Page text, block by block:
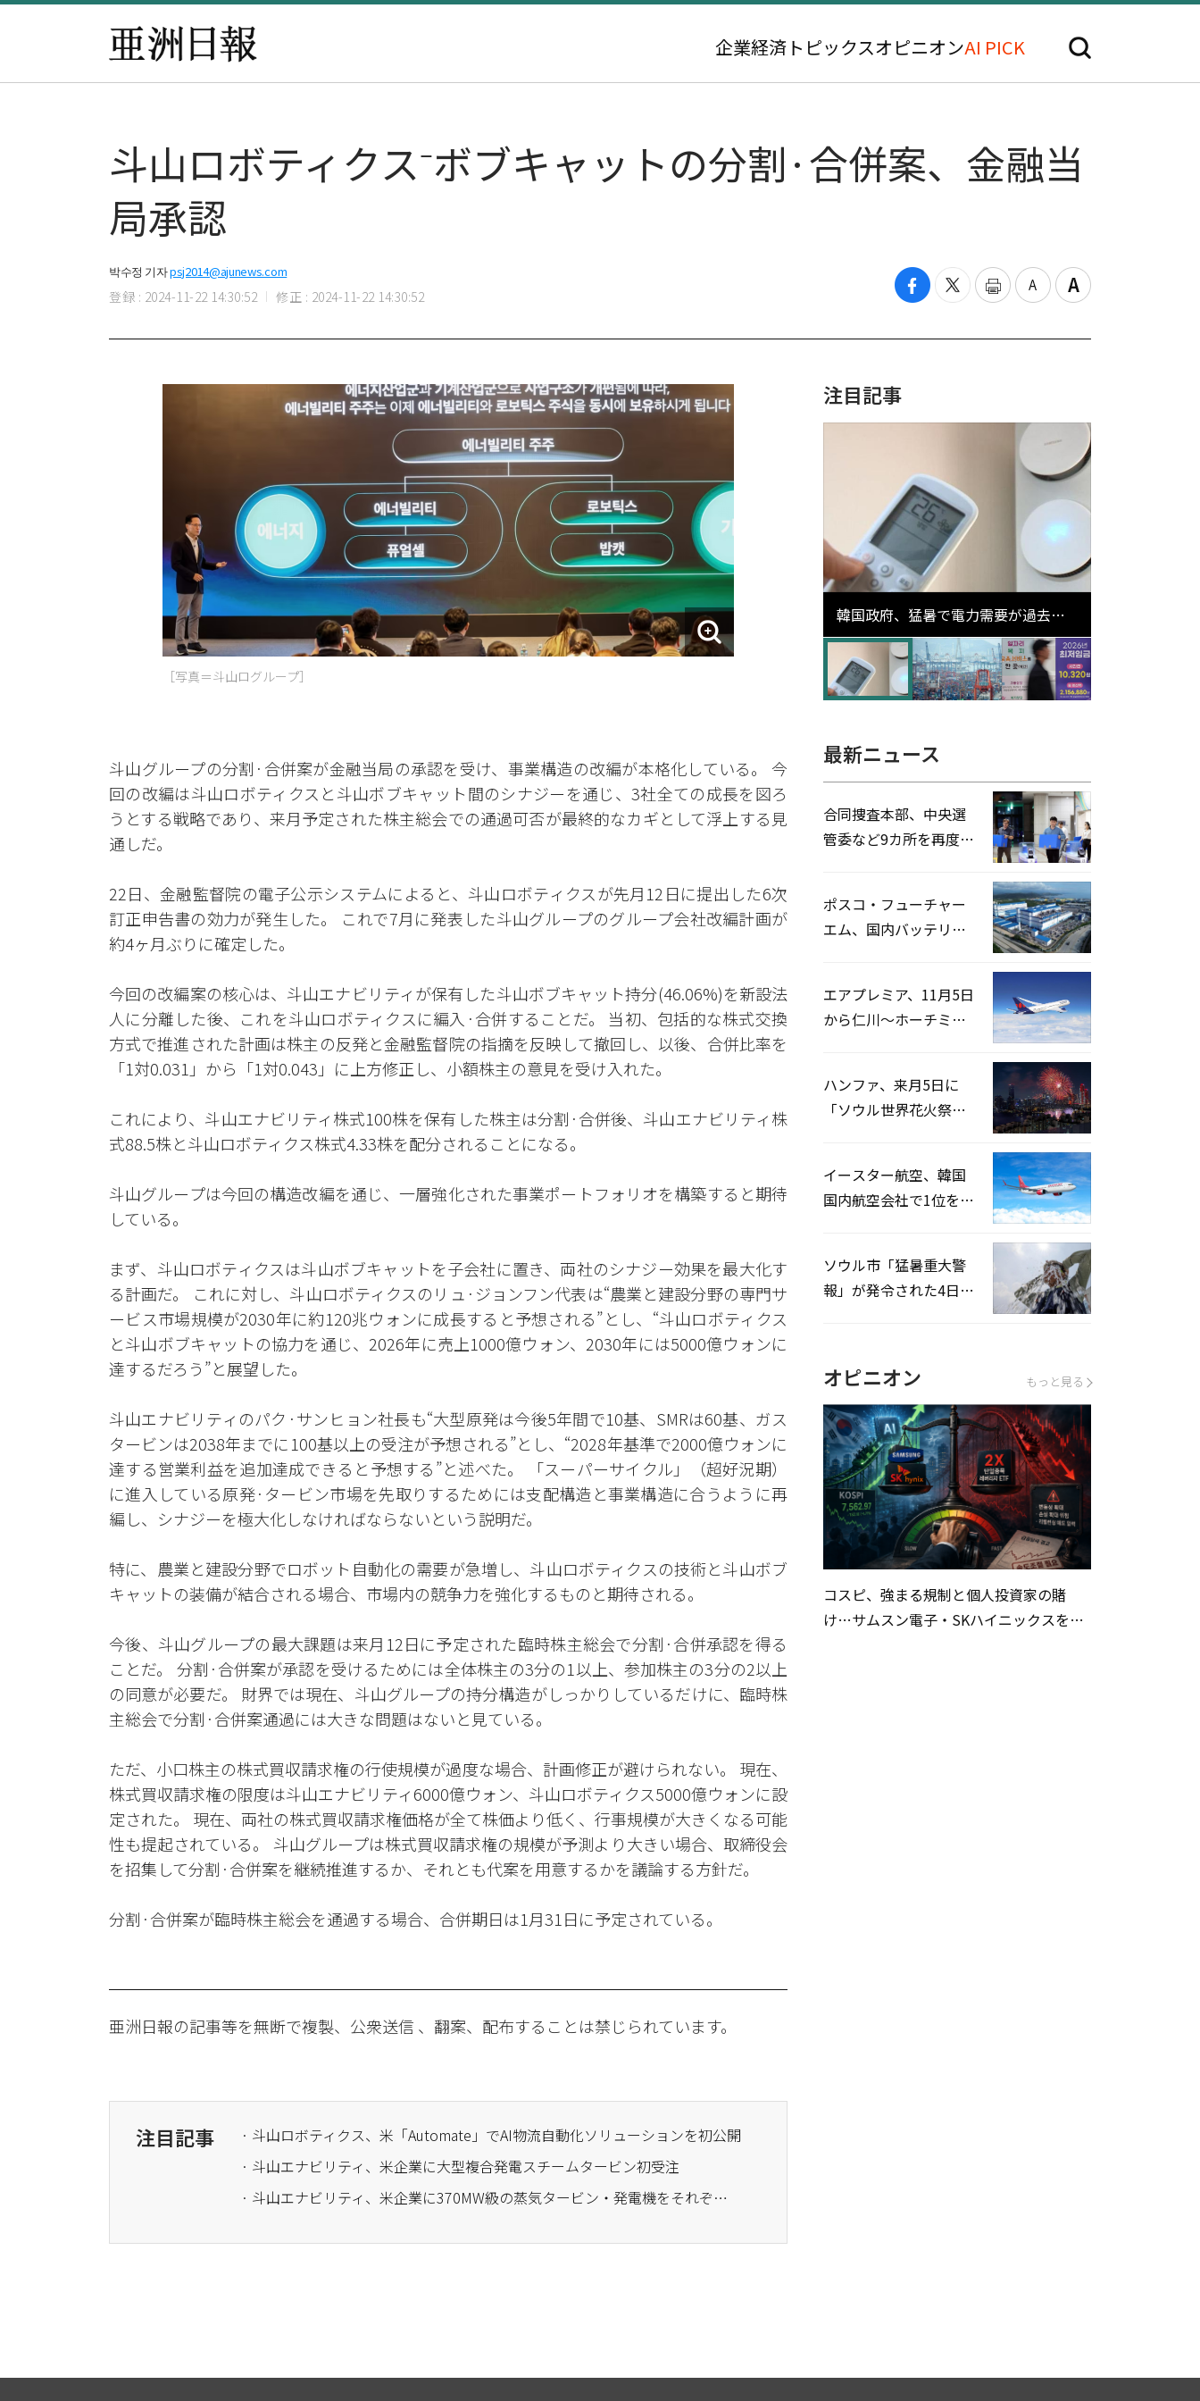
企業経済 トピックスオピニオンAI PICK
斗山ロボティクス⁻ボブキャットの分割·合併案、金融当
局承認
박수정 기자psj2014@ajunews.com
登録 : 2024-11-22 14:30:52 修正 : 2024-11-22 14:30:52
［写真＝斗山ログループ］
斗山グループの分割·合併案が金融当局の承認を受け、事業構造の改編が本格化している。 今
回の改編は斗山ロボティクスと斗山ボブキャット間のシナジーを通じ、3社全ての成長を図ろ
うとする戦略であり、来月予定された株主総会での通過可否が最終的なカギとして浮上する見
通しだ。
22日、金融監督院の電子公示システムによると、斗山ロボティクスが先月12日に提出した6次
訂正申告書の効力が発生した。 これで7月に発表した斗山グループのグループ会社改編計画が
約4ヶ月ぶりに確定した。
今回の改編案の核心は、斗山エナビリティが保有した斗山ボブキャット持分(46.06%)を新設法
人に分離した後、これを斗山ロボティクスに編入·合併することだ。 当初、包括的な株式交換
方式で推進された計画は株主の反発と金融監督院の指摘を反映して撤回し、以後、合併比率を
「1対0.031」から「1対0.043」に上方修正し、小額株主の意見を受け入れた。
これにより、斗山エナビリティ株式100株を保有した株主は分割·合併後、斗山エナビリティ株
式88.5株と斗山ロボティクス株式4.33株を配分されることになる。
斗山グループは今回の構造改編を通じ、一層強化された事業ポートフォリオを構築すると期待
している。
まず、斗山ロボティクスは斗山ボブキャットを子会社に置き、両社のシナジー効果を最大化す
る計画だ。 これに対し、斗山ロボティクスのリュ·ジョンフン代表は“農業と建設分野の専門サ
ービス市場規模が2030年に約120兆ウォンに成長すると予想される”とし、“斗山ロボティクス
と斗山ボブキャットの協力を通じ、2026年に売上1000億ウォン、2030年には5000億ウォンに
達するだろう”と展望した。
斗山エナビリティのパク·サンヒョン社長も“大型原発は今後5年間で10基、SMRは60基、ガス
タービンは2038年までに100基以上の受注が予想される”とし、“2028年基準で2000億ウォンに
達する営業利益を追加達成できると予想する”と述べた。 「スーパーサイクル」（超好況期）
に進入している原発·タービン市場を先取りするためには支配構造と事業構造に合うように再
編し、シナジーを極大化しなければならないという説明だ。
特に、農業と建設分野でロボット自動化の需要が急増し、斗山ロボティクスの技術と斗山ボブ
キャットの装備が結合される場合、市場内の競争力を強化するものと期待される。
今後、斗山グループの最大課題は来月12日に予定された臨時株主総会で分割·合併承認を得る
ことだ。 分割·合併案が承認を受けるためには全体株主の3分の1以上、参加株主の3分の2以上
の同意が必要だ。 財界では現在、斗山グループの持分構造がしっかりしているだけに、臨時株
主総会で分割·合併案通過には大きな問題はないと見ている。
ただ、小口株主の株式買収請求権の行使規模が過度な場合、計画修正が避けられない。 現在、
株式買収請求権の限度は斗山エナビリティ6000億ウォン、斗山ロボティクス5000億ウォンに設
定された。 現在、両社の株式買収請求権価格が全て株価より低く、行事規模が大きくなる可能
性も提起されている。 斗山グループは株式買収請求権の規模が予測より大きい場合、取締役会
を招集して分割·合併案を継続推進するか、それとも代案を用意するかを議論する方針だ。
分割·合併案が臨時株主総会を通過する場合、合併期日は1月31日に予定されている。
亜洲日報の記事等を無断で複製、公衆送信 、翻案、配布することは禁じられています。
注目記事
· 斗山ロボティクス、米「Automate」でAI物流自動化ソリューションを初公開
· 斗山エナビリティ、米企業に大型複合発電スチームタービン初受注
· 斗山エナビリティ、米企業に370MW級の蒸気タービン・発電機をそれぞれ4基供給契約を締結
注目記事
韓国政府、猛暑で電力需要が過去最
高更新の可能性に需給対応体制を点
検
最新ニュース
合同捜査本部、中央選
管委など9カ所を再度家
ポスコ・フューチャー
エム、国内バッテリー
エアプレミア、11月5日
から仁川〜ホーチミン
ハンファ、来月5日に
「ソウル世界花火祭り
イースター航空、韓国
国内航空会社で1位を記
ソウル市「猛暑重大警
報」が発令された4日、
オピニオン もっと見る
コスピ、強まる規制と個人投資家の賭
け…サムスン電子・SKハイニックスを巡